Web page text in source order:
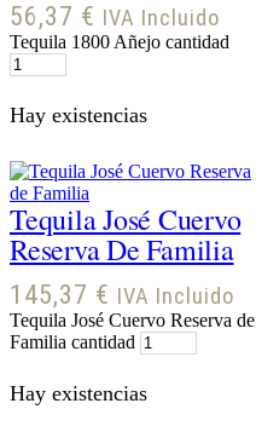
56,37 € IVA Incluido
Tequila 1800 Añejo cantidad
Hay existencias
Tequila José Cuervo
Reserva De Familia
145,37 € IVA Incluido
Tequila José Cuervo Reserva de
Familia cantidad
Hay existencias